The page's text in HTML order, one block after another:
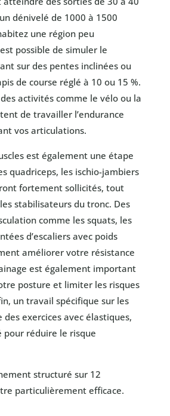
dénivelé de 1000 à 1500
une région peu
possible de simuler le
sur des pentes inclinées ou
de course réglé à 10 ou 15 %.
activités comme le vélo ou la
de travailler l’endurance
vos articulations.
est également une étape
quadriceps, les ischio-jambiers
fortement sollicités, tout
stabilisateurs du tronc. Des
comme les squats, les
d’escaliers avec poids
améliorer votre résistance
est également important
posture et limiter les risques
un travail spécifique sur les
des exercices avec élastiques,
pour réduire le risque
structuré sur 12
particulièrement efficace.